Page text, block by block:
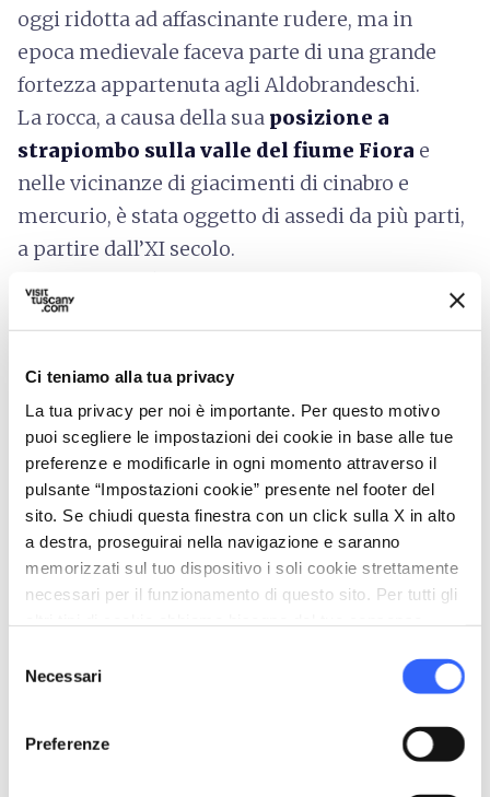
Ci teniamo alla tua privacy
La tua privacy per noi è importante. Per questo motivo
puoi scegliere le impostazioni dei cookie in base alle tue
preferenze e modificarle in ogni momento attraverso il
pulsante “Impostazioni cookie” presente nel footer del
sito. Se chiudi questa finestra con un click sulla X in alto
a destra, proseguirai nella navigazione e saranno
memorizzati sul tuo dispositivo i soli cookie strettamente
necessari per il funzionamento di questo sito. Per tutti gli
delNecessari
Preferenze
oggi ridotta ad affascinante rudere, ma in
epoca medievale faceva parte di una grande
fortezza appartenuta agli Aldobrandeschi.
La rocca, a causa della sua posizione a
strapiombo sulla valle del fiume Fiora e
nelle vicinanze di giacimenti di cinabro e
mercurio, è stata oggetto di assedi da più parti,
a partire dall’XI secolo.
raggiungibile a piedi con una breve
e il fascino che si respira una volta giunti al suo
cospetto sono imperdibili.
4.
Rocca di Roccalbegna e il
castello di Triana